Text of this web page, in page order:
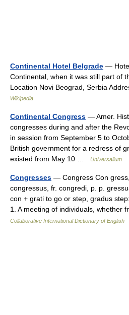
Continental Hotel Belgrade —
Continental, when it was still part of
Location Novi Beograd, Serbia
Wikipedia
Continental Congress — Amer.
congresses during and after the
in session from September 5 to
British government for a redress of
existed from May 10 …
Universalium
Congresses — Congress Con
congressus, fr. congredi, p. p.
con + grati to go or step, gradus
1. A meeting of individuals,
Collaborative International Dictionary of English